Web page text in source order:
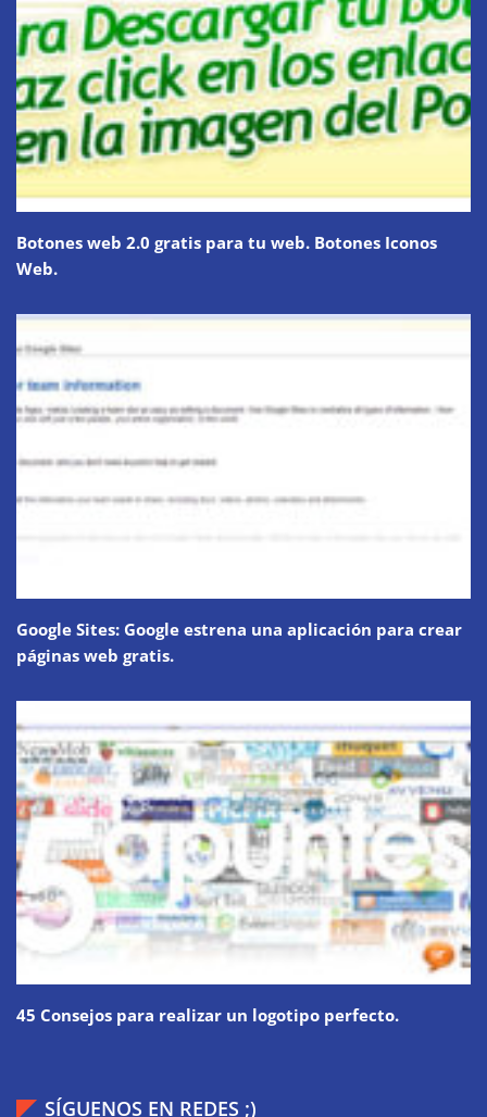
Botones web 2.0 gratis para tu web. Botones Iconos
Web.
Google Sites: Google estrena una aplicación para crear
páginas web gratis.
45 Consejos para realizar un logotipo perfecto.
SÍGUENOS EN REDES ;)